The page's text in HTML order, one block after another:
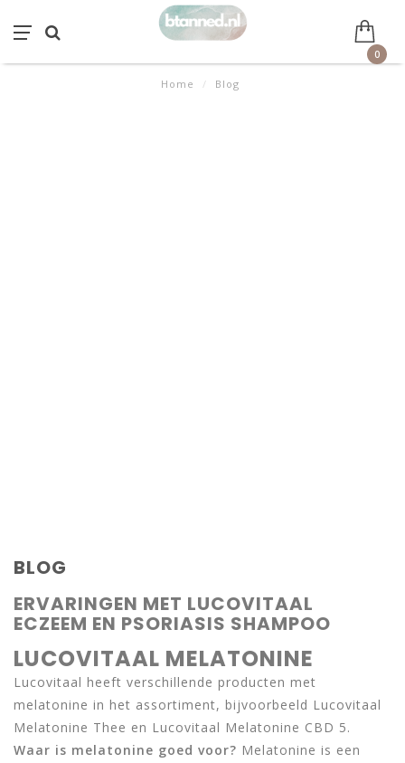
0
Home / Blog
BLOG
ERVARINGEN MET LUCOVITAAL
ECZEEM EN PSORIASIS SHAMPOO
LUCOVITAAL MELATONINE
Lucovitaal heeft verschillende producten met
melatonine in het assortiment, bijvoorbeeld Lucovitaal
Melatonine Thee en Lucovitaal Melatonine CBD 5.
Waar is melatonine goed voor? Melatonine is een